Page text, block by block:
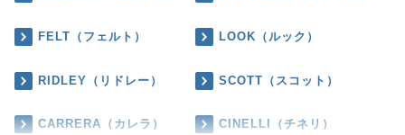
FELT（フェルト） LOOK（ルック）
RIDLEY（リドレー） SCOTT（スコット）
CARRERA（カレラ） CINELLI（チネリ）